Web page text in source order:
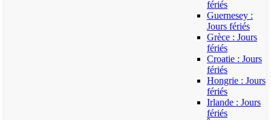
fériés
Guernesey :
Jours fériés
Grèce : Jours
fériés
Croatie : Jours
fériés
Hongrie : Jours
fériés
Irlande : Jours
fériés